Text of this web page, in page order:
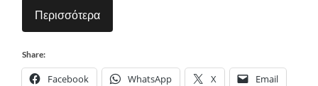
Περισσότερα
Share:
Facebook WhatsApp X Email